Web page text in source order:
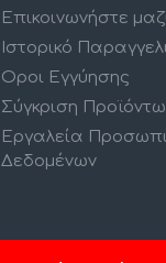
Επικοινωνήστε
Ιστορικό
Οροι Εγγύησης
Σύγκριση
Εργαλεία
Δεδομένων